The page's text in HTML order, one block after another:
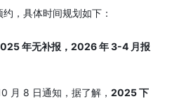
，具体时间规划如下：
年无补报，2026 年 3-4 月报
月 8 日通知，据了解， 2025 下